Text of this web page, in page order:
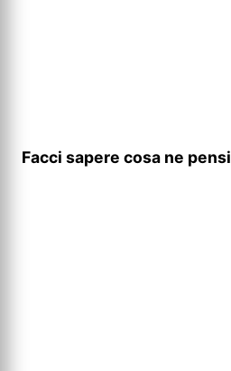
Facci sapere cosa ne pensi